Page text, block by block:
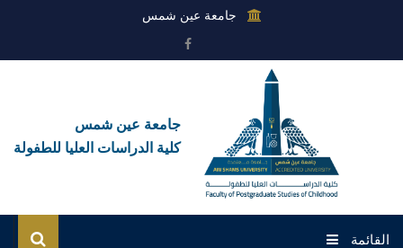
جامعة عين شمس
جامعة عين شمس
كلية الدراسات العليا للطفولة
القائمة